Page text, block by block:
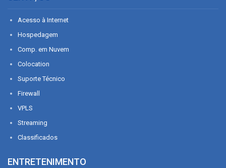
Acesso à Internet
Hospedagem
Comp. em Nuvem
Colocation
Suporte Técnico
Firewall
VPLS
Streaming
Classificados
ENTRETENIMENTO